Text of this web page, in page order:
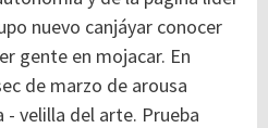
nuevo canjáyar conocer
gente en mojacar. En
de marzo de arousa
velilla del arte. Prueba